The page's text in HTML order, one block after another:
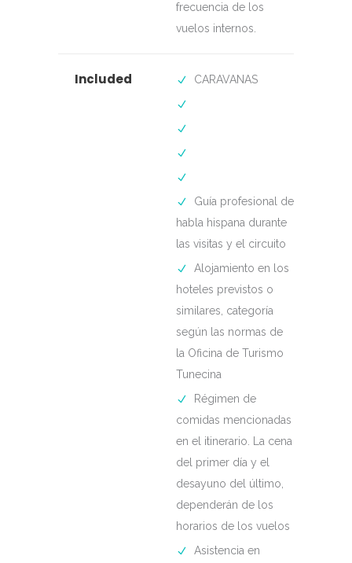
frecuencia de los
vuelos internos.
Included CARAVANAS
Guía profesional de
habla hispana durante
las visitas y el circuito
Alojamiento en los
hoteles previstos o
similares, categoría
según las normas de
la Oficina de Turismo
Tunecina
Régimen de
comidas mencionadas
en el itinerario. La cena
del primer día y el
desayuno del último,
dependerán de los
horarios de los vuelos
Asistencia en